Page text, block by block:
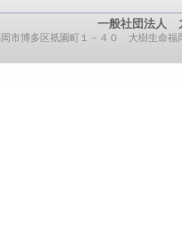
一般社団法人
市博多区祇園町１－４０ 大樹生命